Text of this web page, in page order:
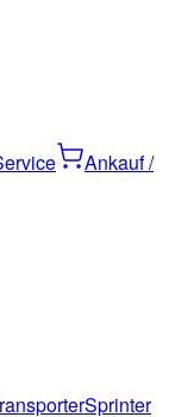
Ankauf /
Sprinter